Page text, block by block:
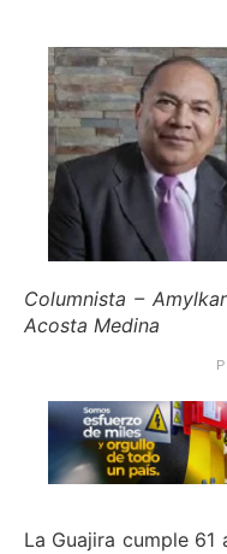
Columnista –
Acosta Medina
La Guajira cumple